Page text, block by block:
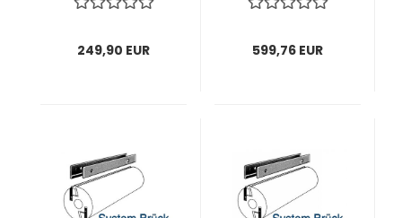
VPE = 20 Stück
249,90 EUR
VPE = 20 Stück
599,76 EUR